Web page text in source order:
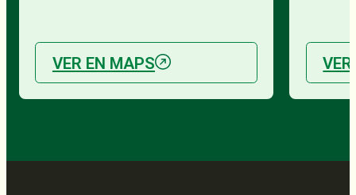
VER EN MAPS